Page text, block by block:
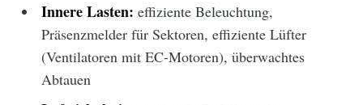
Innere Lasten: effiziente Beleuchtung,
Präsenzmelder für Sektoren, effiziente Lüfter
(Ventilatoren mit EC-Motoren), überwachtes
Abtauen